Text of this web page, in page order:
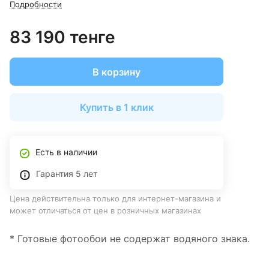
Подробности
83 190 тенге
В корзину
Купить в 1 клик
Есть в наличии
Гарантия 5 лет
Цена действительна только для интернет-магазина и
может отличаться от цен в розничных магазинах
* Готовые фотообои не содержат водяного знака.